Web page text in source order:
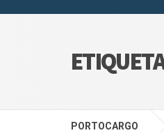
PORTOCARGO